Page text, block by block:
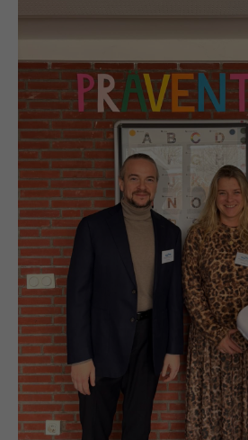
24h / 365days
We offer support for our customers
Mon - Fri 8:00am - 5:00pm
(GMT +1)
Get in touch
Cybersteel Inc.
376-293 City Road, Suite 600
San Francisco, CA 94102
Have any questions?
+44 1234 567 890
Drop us a line
info@yourdomain.com